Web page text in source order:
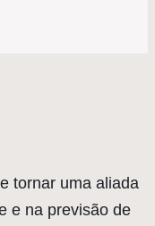
tornar uma aliada
e na previsão de